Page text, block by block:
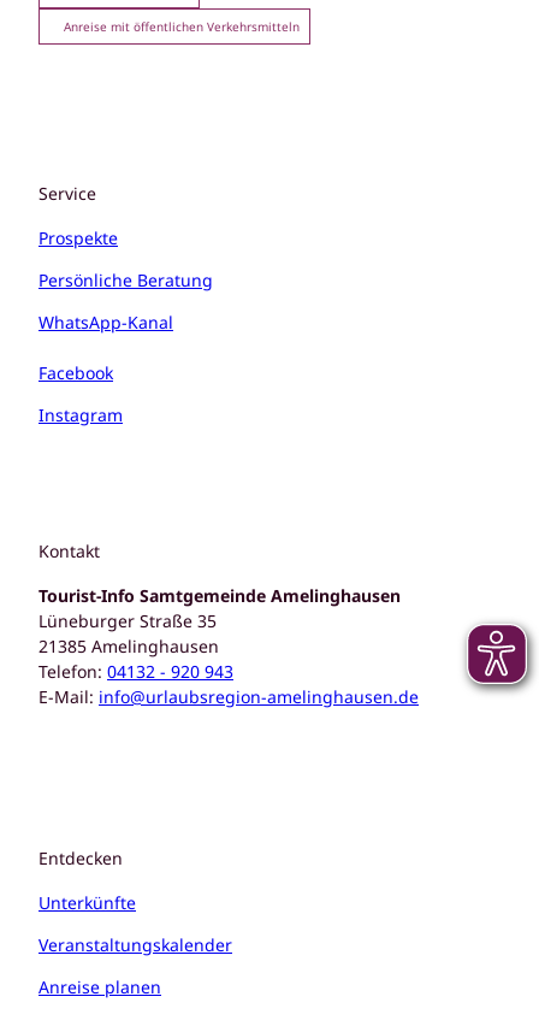
Anreise mit öffentlichen Verkehrsmitteln
Service
Prospekte
Persönliche Beratung
WhatsApp-Kanal
Facebook
Instagram
Kontakt
Tourist-Info Samtgemeinde Amelinghausen
Lüneburger Straße 35
21385 Amelinghausen
Telefon: 04132 - 920 943
E-Mail: info@urlaubsregion-amelinghausen.de
Entdecken
Unterkünfte
Veranstaltungskalender
Anreise planen